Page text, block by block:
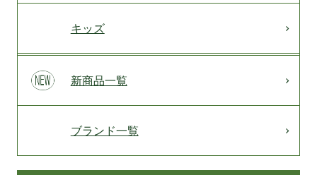
キッズ
新商品一覧
ブランド一覧